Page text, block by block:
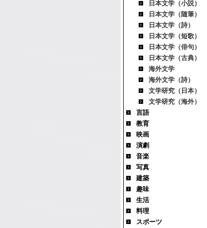
日本文学（小説）
日本文学（随筆）
日本文学（詩）
日本文学（短歌）
日本文学（俳句）
日本文学（古典）
海外文学
海外文学（詩）
文学研究（日本）
文学研究（海外）
言語
教育
映画
演劇
音楽
写真
建築
趣味
生活
料理
スポーツ